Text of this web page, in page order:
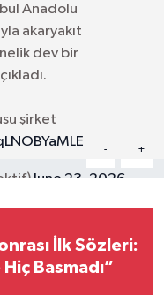
Anadolu
akaryakıt
dev bir
şirket
June 23, 2026
- +
İlk Sözleri:
Basmadı”